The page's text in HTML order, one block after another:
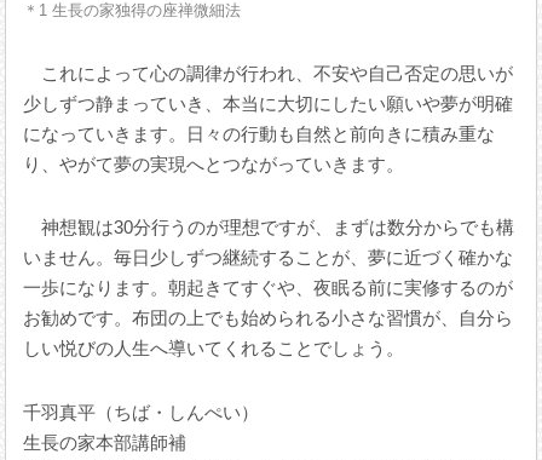
＊1 生長の家独得の座禅微細法
これによって心の調律が行われ、不安や自己否定の思いが
少しずつ静まっていき、本当に大切にしたい願いや夢が明確
になっていきます。日々の行動も自然と前向きに積み重な
り、やがて夢の実現へとつながっていきます。
神想観は30分行うのが理想ですが、まずは数分からでも構
いません。毎日少しずつ継続することが、夢に近づく確かな
一歩になります。朝起きてすぐや、夜眠る前に実修するのが
お勧めです。布団の上でも始められる小さな習慣が、自分ら
しい悦びの人生へ導いてくれることでしょう。
千羽真平（ちば・しんぺい）
生長の家本部講師補